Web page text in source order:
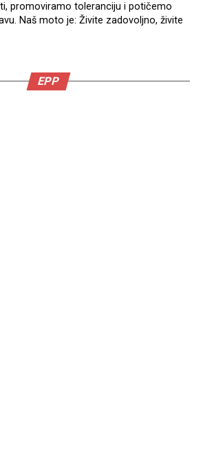
promoviramo toleranciju i potičemo
Naš moto je: Živite zadovoljno, živite
EPP